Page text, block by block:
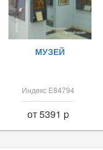
МУЗЕЙ
Индекс Е84794
от 5391 p